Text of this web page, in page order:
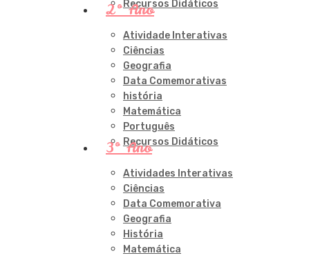
Recursos Didáticos
2º Ano
Atividade Interativas
Ciências
Geografia
Data Comemorativas
história
Matemática
Português
Recursos Didáticos
3º Ano
Atividades Interativas
Ciências
Data Comemorativa
Geografia
História
Matemática